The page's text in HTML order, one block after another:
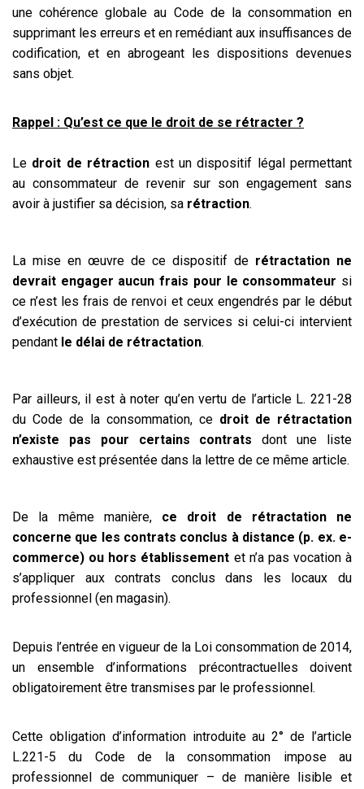
une cohérence globale au Code de la consommation en
supprimant les erreurs et en remédiant aux insuffisances de
codification, et en abrogeant les dispositions devenues
sans objet.
Rappel : Qu’est ce que le droit de se rétracter ?
Le droit de rétraction est un dispositif légal permettant
au consommateur de revenir sur son engagement sans
avoir à justifier sa décision, sa rétraction.
La mise en œuvre de ce dispositif de rétractation ne
devrait engager aucun frais pour le consommateur si
ce n’est les frais de renvoi et ceux engendrés par le début
d’exécution de prestation de services si celui-ci intervient
pendant le délai de rétractation.
Par ailleurs, il est à noter qu’en vertu de l’article L. 221-28
du Code de la consommation, ce droit de rétractation
n’existe pas pour certains contratsdont une liste
exhaustive est présentée dans la lettre de ce même article.
De la même manière, ce droit de rétractation ne
concerne que les contrats conclus à distance (p. ex. e-
commerce) ou hors établissement et n’a pas vocation à
s’appliquer aux contrats conclus dans les locaux du
professionnel (en magasin).
Depuis l’entrée en vigueur de la Loi consommation de 2014,
un ensemble d’informations précontractuelles doivent
obligatoirement être transmises par le professionnel.
Cette obligation d’information introduite au 2° de l’article
L.221-5 du Code de la consommation impose au
professionnel de communiquer – de manière lisible et